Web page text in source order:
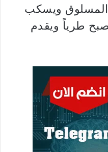
المسلوق ويسكب
طرياً ويقدم